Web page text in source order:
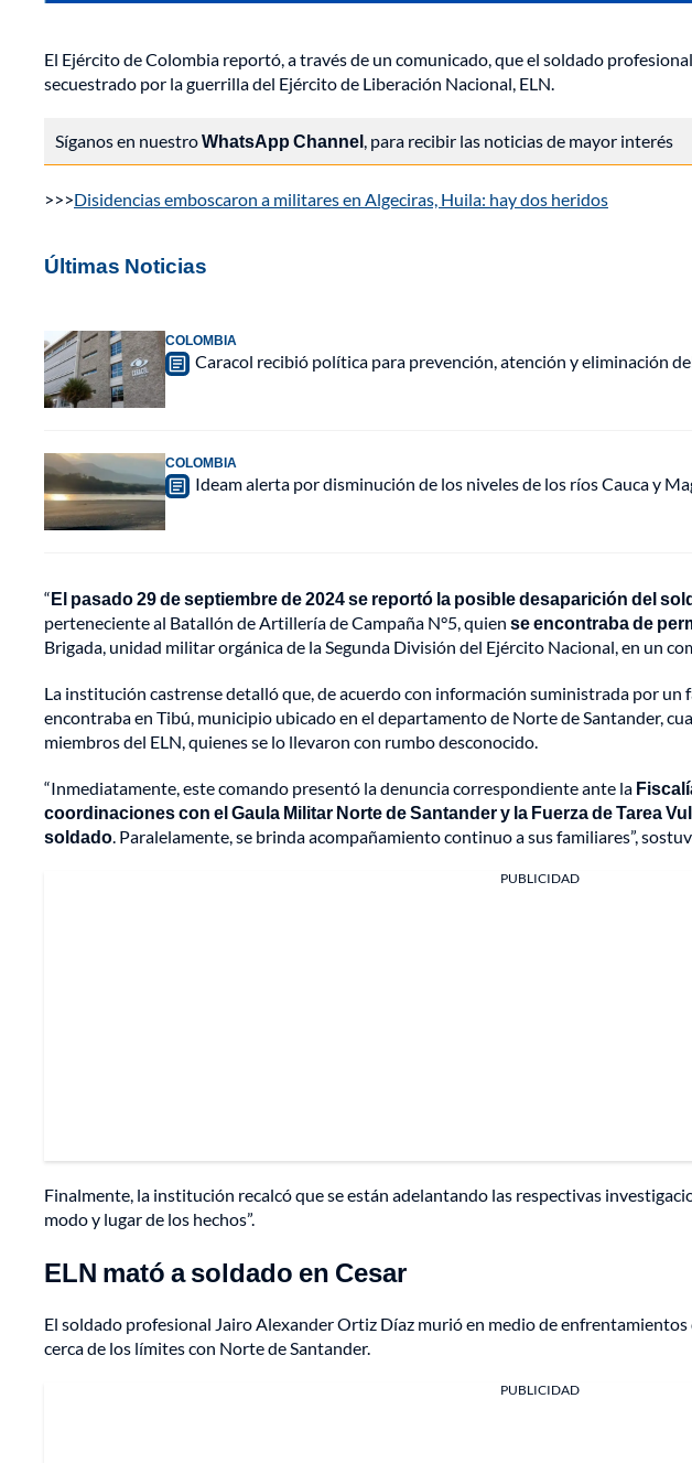
El Ejército de Colombia reportó, a través de un comunicado, que el soldado
secuestrado por la guerrilla del Ejército de Liberación Nacional, ELN.
Síganos en nuestroWhatsApp Channel, para recibir las noticias de mayor interés
>>>Disidencias emboscaron a militares en Algeciras, Huila: hay dos heridos
Últimas Noticias
COLOMBIA
Caracol recibió política para prevención, atención y eliminación
COLOMBIA
Ideam alerta por disminución de los niveles de los ríos Cauca y
“El pasado 29 de septiembre de 2024 se reportó la posible desaparición del
perteneciente al Batallón de Artillería de Campaña N°5, quien se encontraba de
Brigada, unidad militar orgánica de la Segunda División del Ejército Nacional, en un
La institución castrense detalló que, de acuerdo con información suministrada por un
encontraba en Tibú, municipio ubicado en el departamento de Norte de Santander,
miembros del ELN, quienes se lo llevaron con rumbo desconocido.
“Inmediatamente, este comando presentó la denuncia correspondiente ante la
coordinaciones con el Gaula Militar Norte de Santander y la Fuerza de Tarea
soldado. Paralelamente, se brinda acompañamiento continuo a sus familiares”,
PUBLICIDAD
Finalmente, la institución recalcó que se están adelantando las respectivas
modo y lugar de los hechos”.
ELN mató a soldado en Cesar
El soldado profesional Jairo Alexander Ortiz Díaz murió en medio de enfrentamientos
cerca de los límites con Norte de Santander.
PUBLICIDAD